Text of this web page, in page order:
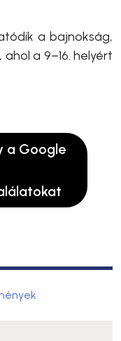
a bajnokság,
a 9–16. helyért
a Google